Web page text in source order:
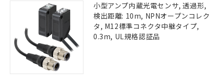
小型アンプ内蔵光電センサ, 透過形,
検出距離: 10m, NPNオープンコレク
タ, M12標準コネクタ中継タイプ,
0.3m, UL規格認証品